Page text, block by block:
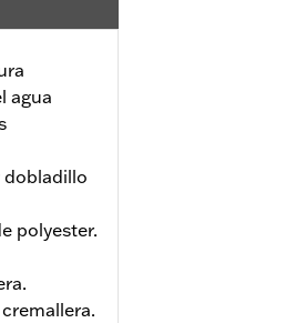
agua
dobladillo
polyester.